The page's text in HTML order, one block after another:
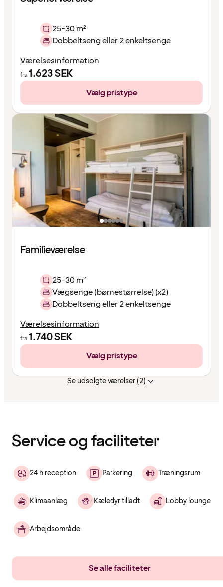
25-30 m²
Dobbeltseng eller 2 enkeltsenge
Værelsesinformation
fra1.623SEK
Vælg pristype
Familieværelse
25-30 m²
Vægsenge (børnestørrelse) (x2)
Dobbeltseng eller 2 enkeltsenge
Værelsesinformation
fra1.740SEK
Vælg pristype
Se udsolgte værelser (2)
Service og faciliteter
24 h reception Parkering Træningsrum
Klimaanlæg Kæledyr tilladt Lobby lounge
Arbejdsområde
Se alle faciliteter